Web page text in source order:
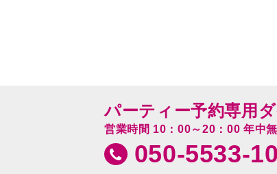
パーティー予約専用
営業時間 10：00～20：00 年中
050-5533-